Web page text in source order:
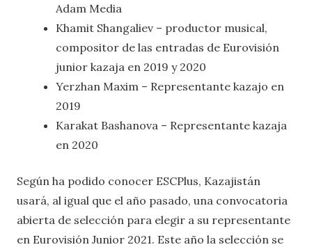
Adam Media
Khamit Shangaliev – productor musical,
compositor de las entradas de Eurovisión
junior kazaja en 2019 y 2020
Yerzhan Maxim – Representante kazajo en
2019
Karakat Bashanova – Representante kazaja
en 2020
Según ha podido conocer ESCPlus, Kazajistán
usará, al igual que el año pasado, una convocatoria
abierta de selección para elegir a su representante
en Eurovisión Junior 2021. Este año la selección se